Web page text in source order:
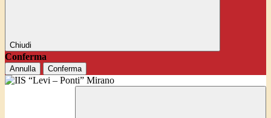
Chiudi
Conferma
Annulla Conferma